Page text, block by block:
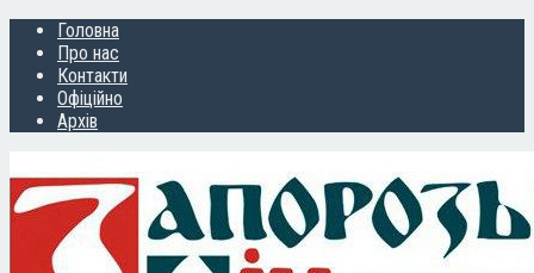
Головна
Про нас
Контакти
Офіційно
Архів